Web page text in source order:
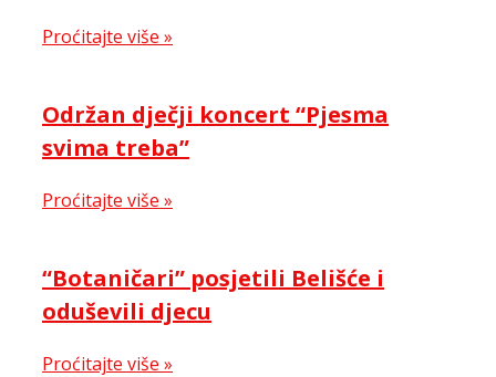
Proćitajte više »
Održan dječji koncert “Pjesma
svima treba”
Proćitajte više »
“Botaničari” posjetili Belišće i
oduševili djecu
Proćitajte više »